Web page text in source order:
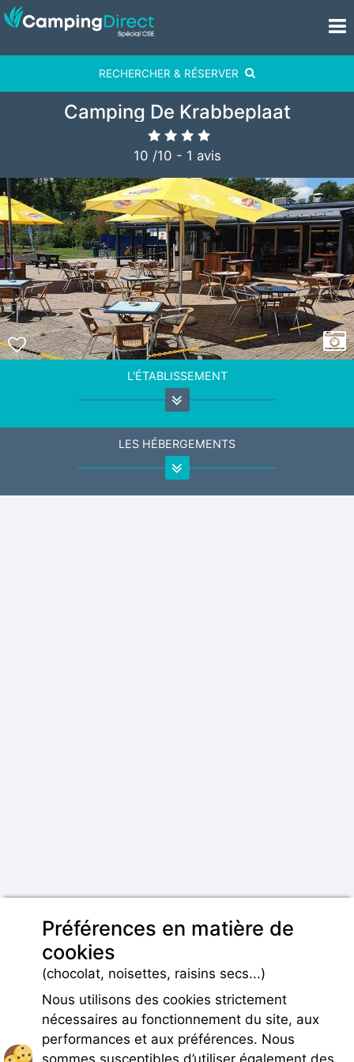
RECHERCHER & RÉSERVER
Camping De Krabbeplaat
10 /10 - 1 avis
L'ÉTABLISSEMENT
LES HÉBERGEMENTS
Préférences en matière de
cookies
(chocolat, noisettes, raisins secs...)
Nous utilisons des cookies strictement
nécessaires au fonctionnement du site, aux
performances et aux préférences. Nous
sommes susceptibles d’utiliser également des